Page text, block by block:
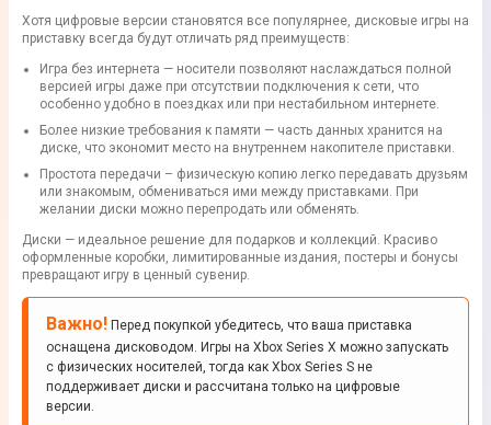
Хотя цифровые версии становятся все популярнее, дисковые игры на
приставку всегда будут отличать ряд преимуществ:
Игра без интернета — носители позволяют наслаждаться полной
версией игры даже при отсутствии подключения к сети, что
особенно удобно в поездках или при нестабильном интернете.
Более низкие требования к памяти — часть данных хранится на
диске, что экономит место на внутреннем накопителе приставки.
Простота передачи – физическую копию легко передавать друзьям
или знакомым, обмениваться ими между приставками. При
желании диски можно перепродать или обменять.
Диски — идеальное решение для подарков и коллекций. Красиво
оформленные коробки, лимитированные издания, постеры и бонусы
превращают игру в ценный сувенир.
Важно! Перед покупкой убедитесь, что ваша приставка
оснащена дисководом. Игры на Xbox Series X можно запускать
с физических носителей, тогда как Xbox Series S не
поддерживает диски и рассчитана только на цифровые
версии.